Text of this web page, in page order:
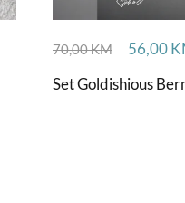
70,00KM 56,00
Set Goldishious